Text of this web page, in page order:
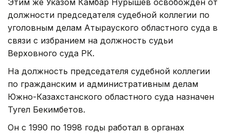
должности председателя судебной коллегии по
уголовным делам Атырауского областного суда в
связи с избранием на должность судьи
Верховного суда РК.
На должность председателя судебной коллегии
по гражданским и административным делам
Южно-Казахстанского областного суда назначен
Тугел Бекимбетов.
Он с 1990 по 1998 годы работал в органах